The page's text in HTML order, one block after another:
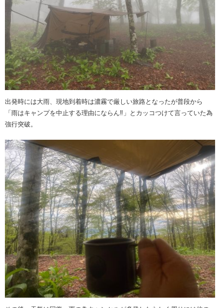
出発時には大雨、現地到着時は濃霧で厳しい旅路となったが普段から
「雨はキャンプを中止する理由にならん‼️」とカッコつけて言っていた為
強行突破。